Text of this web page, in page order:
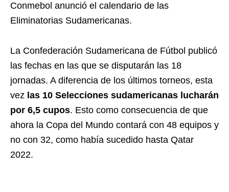
Conmebol anunció el calendario de las
Eliminatorias Sudamericanas.
La Confederación Sudamericana de Fútbol publicó
las fechas en las que se disputarán las 18
jornadas. A diferencia de los últimos torneos, esta
vez las 10 Selecciones sudamericanas lucharán
por 6,5 cupos. Esto como consecuencia de que
ahora la Copa del Mundo contará con 48 equipos y
no con 32, como había sucedido hasta Qatar
2022.